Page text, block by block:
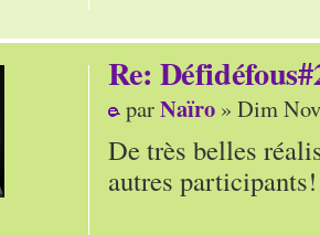
Re:
parNaïro » Dim
De très belles
autres participants!